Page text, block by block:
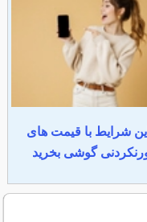
شرایط با قیمت های
گوشی بخرید